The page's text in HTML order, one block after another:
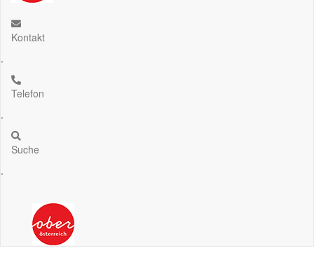
Kontakt
.
Telefon
.
Suche
.